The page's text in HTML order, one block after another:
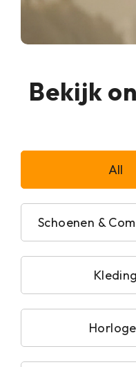
Bekijk
All
Schoenen &
Kleding